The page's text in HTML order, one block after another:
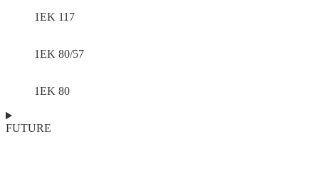
1EK 117
1EK 80/57
1EK 80
FUTURE